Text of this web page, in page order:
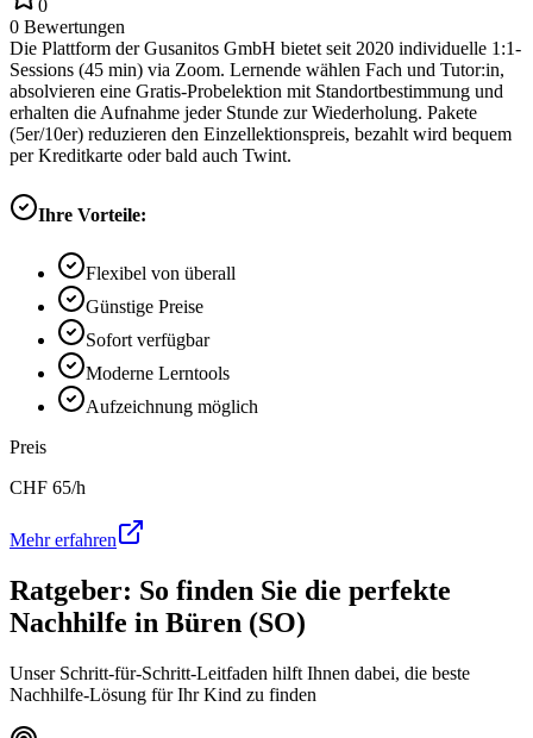
0
0 Bewertungen
Die Plattform der Gusanitos GmbH bietet seit 2020 individuelle 1:1-
Sessions (45 min) via Zoom. Lernende wählen Fach und Tutor:in,
absolvieren eine Gratis-Probelektion mit Standortbestimmung und
erhalten die Aufnahme jeder Stunde zur Wiederholung. Pakete
(5er/10er) reduzieren den Einzellektionspreis, bezahlt wird bequem
per Kreditkarte oder bald auch Twint.
Ihre Vorteile:
Flexibel von überall
Günstige Preise
Sofort verfügbar
Moderne Lerntools
Aufzeichnung möglich
Preis
CHF 65/h
Mehr erfahren
Ratgeber: So finden Sie die perfekte
Nachhilfe in Büren (SO)
Unser Schritt-für-Schritt-Leitfaden hilft Ihnen dabei, die beste
Nachhilfe-Lösung für Ihr Kind zu finden